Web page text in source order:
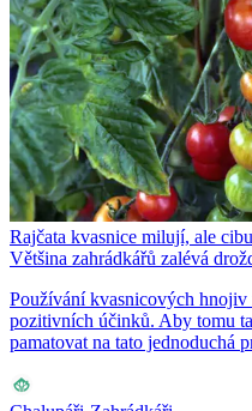
Rajčata kvasnice milují, ale
Většina zahrádkářů zalévá
Používání kvasnicových hnojiv
pozitivních účinků. Aby tomu
pamatovat na tato jednoduchá